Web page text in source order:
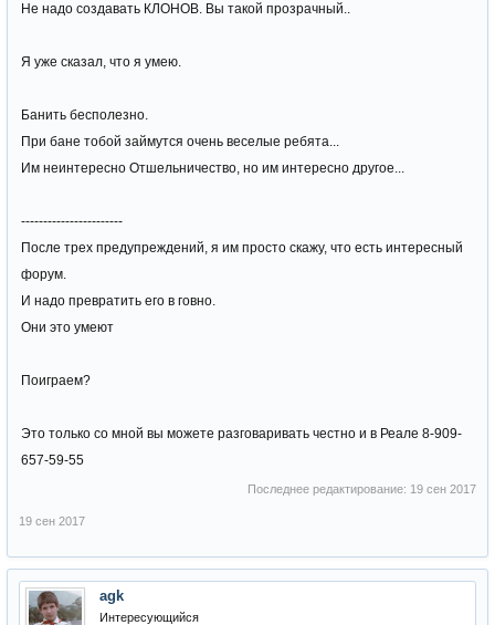
Не надо создавать КЛОНОВ. Вы такой прозрачный..
Я уже сказал, что я умею.
Банить бесполезно.
При бане тобой займутся очень веселые ребята...
Им неинтересно Отшельничество, но им интересно другое...
-----------------------
После трех предупреждений, я им просто скажу, что есть интересный
форум.
И надо превратить его в говно.
Они это умеют
Поиграем?
Это только со мной вы можете разговаривать честно и в Реале 8-909-
657-59-55
Последнее редактирование: 19 сен 2017
19 сен 2017
agk
Интересующийся